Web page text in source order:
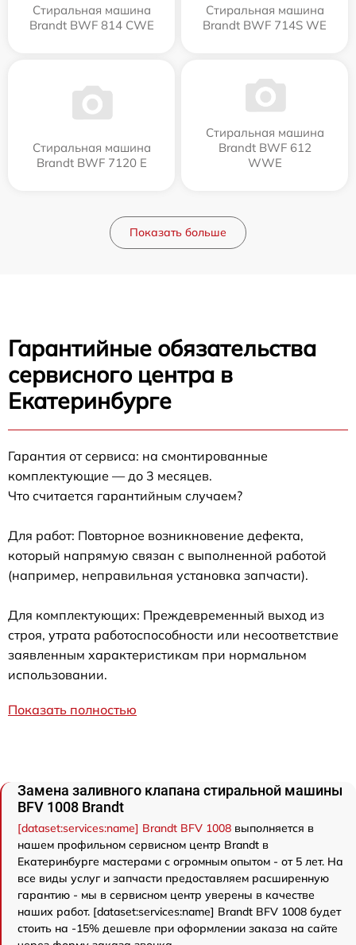
Стиральная машина
Brandt BWF 814 CWE
Стиральная машина
Brandt BWF 714S WE
Стиральная машина
Brandt BWF 7120 E
Стиральная машина
Brandt BWF 612
WWE
Показать больше
Гарантийные обязательства
сервисного центра в
Екатеринбурге
Гарантия от сервиса: на смонтированные
комплектующие — до 3 месяцев.
Что считается гарантийным случаем?
Для работ: Повторное возникновение дефекта,
который напрямую связан с выполненной работой
(например, неправильная установка запчасти).
Для комплектующих: Преждевременный выход из
строя, утрата работоспособности или несоответствие
заявленным характеристикам при нормальном
использовании.
Показать полностью
Замена заливного клапана стиральной машины
BFV 1008 Brandt
[dataset:services:name] Brandt BFV 1008 выполняется в
нашем профильном сервисном центр Brandt в
Екатеринбурге мастерами с огромным опытом - от 5 лет. На
все виды услуг и запчасти предоставляем расширенную
гарантию - мы в сервисном центр уверены в качестве
наших работ. [dataset:services:name] Brandt BFV 1008 будет
стоить на -15% дешевле при оформлении заказа на сайте